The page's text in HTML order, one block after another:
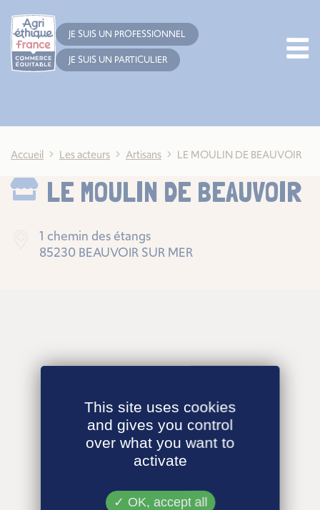
JE SUIS UN PROFESSIONNEL
JE SUIS UN PARTICULIER
Accueil Les acteurs Artisans LE MOULIN DE BEAUVOIR
LE MOULIN DE BEAUVOIR
1 chemin des étangs
85230 BEAUVOIR SUR MER
This site uses cookies
and gives you control
over what you want to
activate
OK, accept all